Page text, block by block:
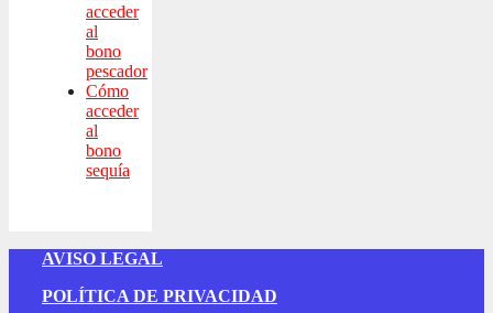
acceder
al
bono
pescador
Cómo
acceder
al
bono
sequía
AVISO LEGAL
POLÍTICA DE PRIVACIDAD